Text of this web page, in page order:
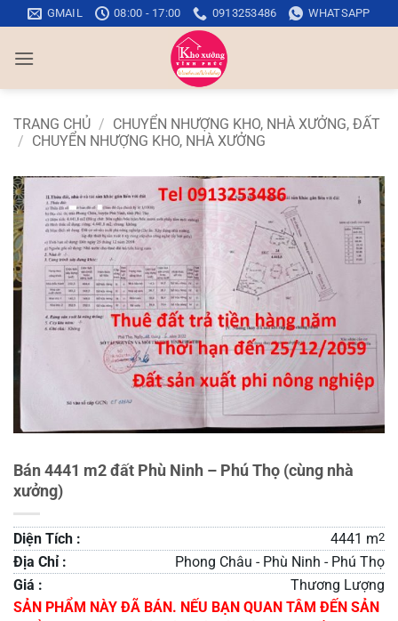
qua
nội
GMAIL 08:00 - 17:00 0913253486 WHATSAPP
TRANG CHỦ / CHUYỂN NHƯỢNG KHO, NHÀ XƯỞNG, ĐẤT
/ CHUYỂN NHƯỢNG KHO, NHÀ XƯỞNG
Bán 4441 m2 đất Phù Ninh – Phú Thọ (cùng nhà
xưởng)
Diện Tích : 4441 m2
Địa Chỉ :
Phong Châu - Phù Ninh - Phú Thọ
Giá :
Thương Lượng
SẢN PHẨM NÀY ĐÃ BÁN. NẾU BẠN QUAN TÂM ĐẾN SẢN